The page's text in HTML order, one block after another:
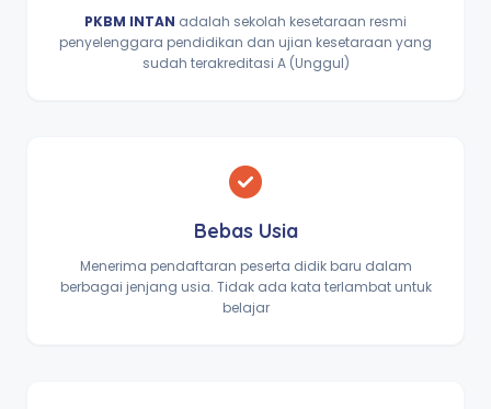
PKBM INTAN adalah sekolah kesetaraan resmi
penyelenggara pendidikan dan ujian kesetaraan yang
sudah terakreditasi A (Unggul)
Bebas Usia
Menerima pendaftaran peserta didik baru dalam
berbagai jenjang usia. Tidak ada kata terlambat untuk
belajar